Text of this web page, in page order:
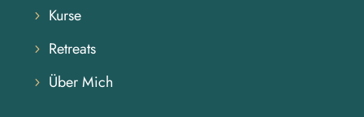
Kurse
Retreats
Über Mich